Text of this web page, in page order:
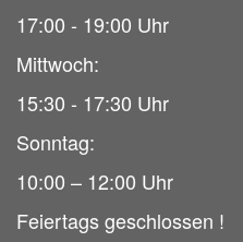
17:00 - 19:00 Uhr
Mittwoch:
15:30 - 17:30 Uhr
Sonntag:
10:00 – 12:00 Uhr
Feiertags geschlossen !